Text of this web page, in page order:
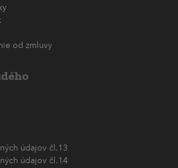
od zmluvy
údajov čl.13
údajov čl.14